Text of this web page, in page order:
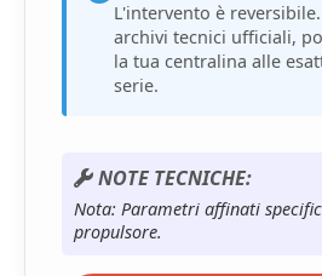
L'intervento è
archivi tecnici ufficiali,
la tua centralina alle
serie.
NOTE TECNICHE:
Nota: Parametri affinati
propulsore.